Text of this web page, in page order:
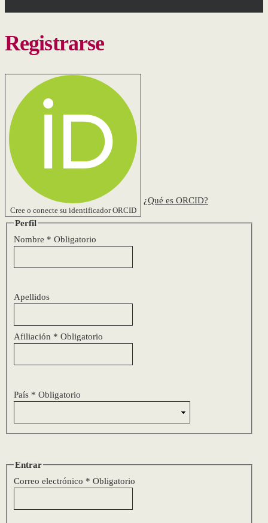
Registrarse
Cree o conecte su identificador ORCID
¿Qué es ORCID?
Perfil
Nombre * Obligatorio
Apellidos
Afiliación * Obligatorio
País * Obligatorio
Entrar
Correo electrónico * Obligatorio